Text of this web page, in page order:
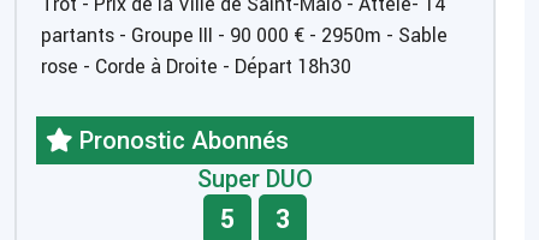
partants - Groupe III - 90 000 € - 2950m - Sable
rose - Corde à Droite - Départ 18h30
Pronostic Abonnés
Super DUO
5 3